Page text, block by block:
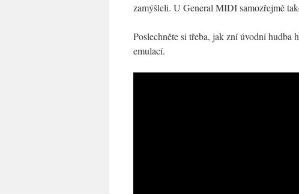
zamýšleli. U General MIDI samozřejmě
Poslechněte si třeba, jak zní úvodní
emulací.